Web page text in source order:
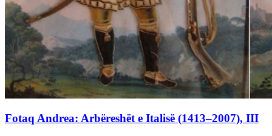
Fotaq Andrea: Arbëreshët e Italisë (1413–2007), III